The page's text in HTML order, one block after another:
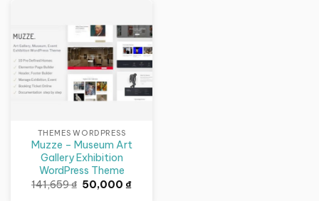
THEMES WORDPRESS
Muzze – Museum Art
Gallery Exhibition
WordPress Theme
141,659₫ Giá
gốc
50,000₫Giá